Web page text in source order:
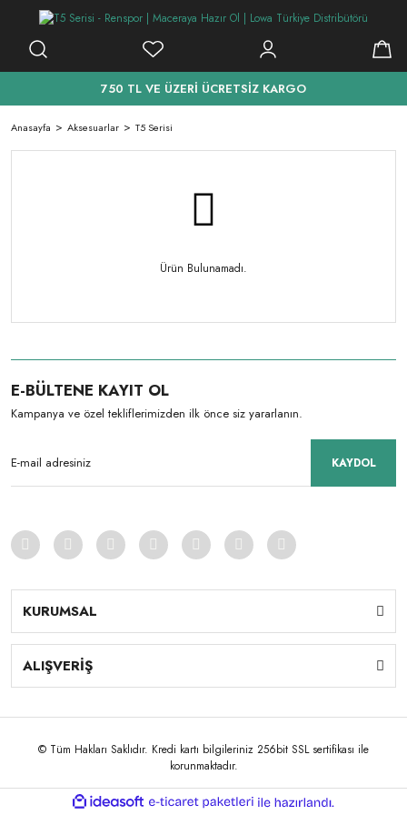
750 TL VE ÜZERİ ÜCRETSİZ KARGO
Anasayfa Aksesuarlar T5 Serisi
Ürün Bulunamadı.
E-BÜLTENE KAYIT OL
Kampanya ve özel tekliflerimizden ilk önce siz yararlanın.
KAYDOL
KURUMSAL
ALIŞVERİŞ
© Tüm Hakları Saklıdır. Kredi kartı bilgileriniz 256bit SSL sertifikası ile
korunmaktadır.
ideasoft
e-